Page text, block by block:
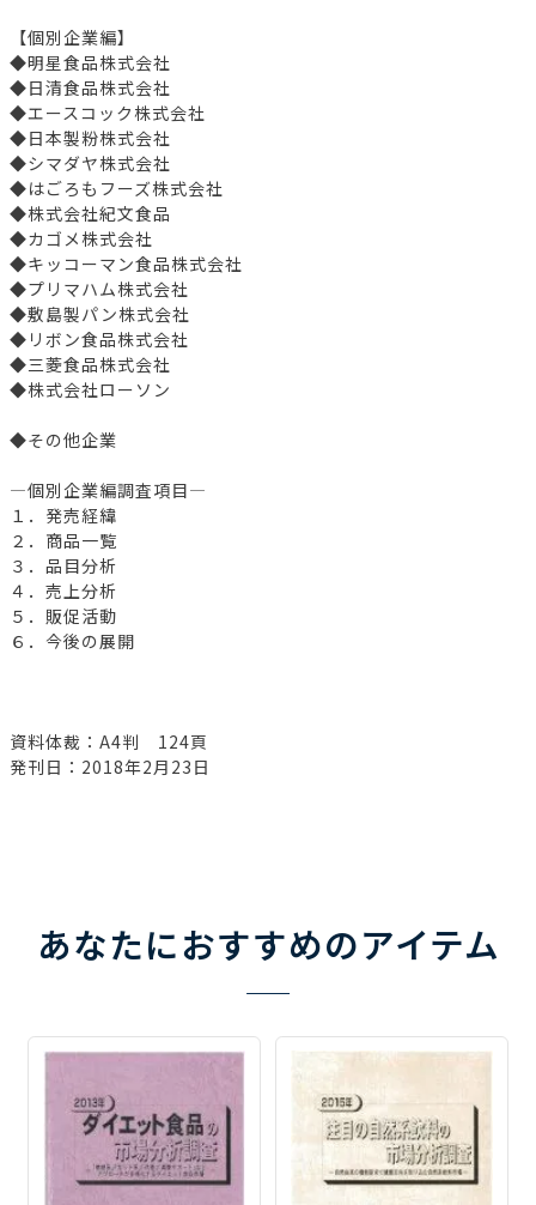
【個別企業編】
◆明星食品株式会社
◆日清食品株式会社
◆エースコック株式会社
◆日本製粉株式会社
◆シマダヤ株式会社
◆はごろもフーズ株式会社
◆株式会社紀文食品
◆カゴメ株式会社
◆キッコーマン食品株式会社
◆プリマハム株式会社
◆敷島製パン株式会社
◆リボン食品株式会社
◆三菱食品株式会社
◆株式会社ローソン
◆その他企業
―個別企業編調査項目―
１．発売経緯
２．商品一覧
３．品目分析
４．売上分析
５．販促活動
６．今後の展開
資料体裁：A4判 124頁
発刊日：2018年2月23日
あなたにおすすめのアイテム